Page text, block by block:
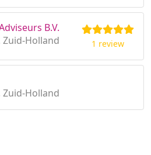
B.V.
Holland
1 review
Holland